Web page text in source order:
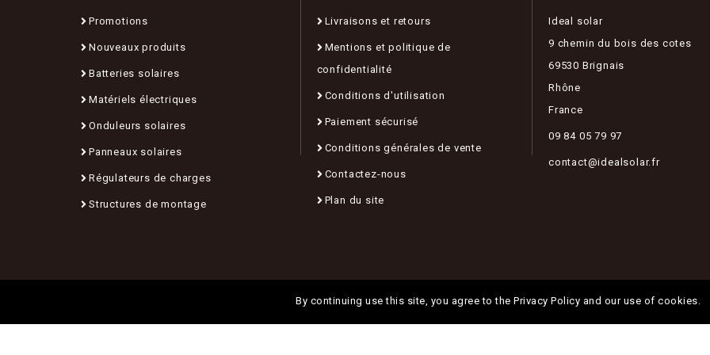
Promotions
Nouveaux produits
Batteries solaires
Matériels électriques
Onduleurs solaires
Panneaux solaires
Régulateurs de charges
Structures de montage
Livraisons et retours
Mentions et politique de
confidentialité
Conditions d'utilisation
Paiement sécurisé
Conditions générales de vente
Contactez-nous
Plan du site
Ideal solar
9 chemin du bois des cotes
69530 Brignais
Rhône
France
09 84 05 79 97
contact@idealsolar.fr
By continuing use this site, you agree to the Privacy Policy and our use of cookies.